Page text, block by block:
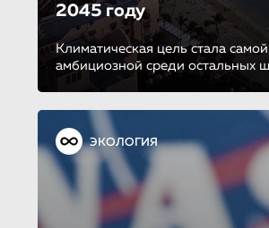
2045 году
Климатическая цель стала самой
амбициозной среди остальных
ЭКОЛОГИЯ